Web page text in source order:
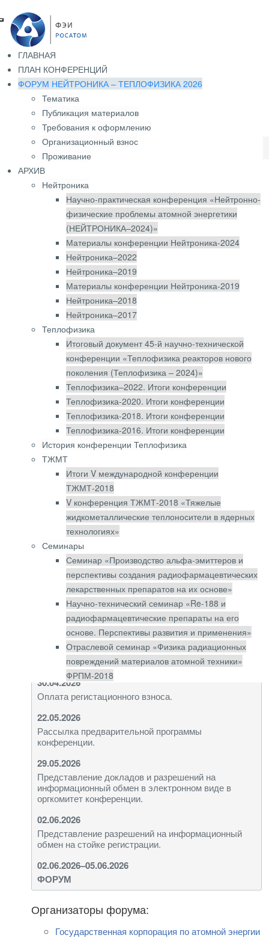
ГЛАВНАЯ
ПЛАН КОНФЕРЕНЦИЙ
ФОРУМ НЕЙТРОНИКА – ТЕПЛОФИЗИКА 2026
Тематика
Публикация материалов
Требования к оформлению
Организационный взнос
Проживание
АРХИВ
Нейтроника
Научно-практическая конференция «Нейтронно-
физические проблемы атомной энергетики
(НЕЙТРОНИКА–2024)»
Материалы конференции Нейтроника-2024
Нейтроника–2022
Нейтроника–2019
Материалы конференции Нейтроника-2019
Нейтроника–2018
Нейтроника–2017
Теплофизика
Итоговый документ 45-й научно-технической
конференции «Теплофизика реакторов нового
поколения (Теплофизика – 2024)»
Теплофизика–2022. Итоги конференции
Теплофизика-2020. Итоги конференции
Теплофизика-2018. Итоги конференции
Теплофизика-2016. Итоги конференции
История конференции Теплофизика
ТЖМТ
Итоги V международной конференции
ТЖМТ-2018
V конференция ТЖМТ-2018 «Тяжелые
жидкометаллические теплоносители в ядерных
технологиях»
Семинары
Семинар «Производство альфа-эмиттеров и
перспективы создания радиофармацевтических
лекарственных препаратов на их основе»
Научно-технический семинар «Re-188 и
радиофармацевтические препараты на его
основе. Перспективы развития и применения»
Отраслевой семинар «Физика радиационных
повреждений материалов атомной техники»
ФРПМ-2018
О ФЭИ ФОРУМ НЕЙТРОНИКА – ТЕПЛОФИЗИКА 2026
Научно-технический форум
«Нейтронно-физические
проблемы атомной энергетики и
теплофизика реакторов нового
поколения (Нейтроника –
Теплофизика 2026)»
Сборник тезисов
Уважаемые коллеги!
Организационный и программный комитеты
Научно-технического форума
«Нейтронно-физические проблемы
атомной энергетики и теплофизика
реакторов нового поколения (Нейтроника
– Теплофизика 2026)»приветствуют Вас и
приглашают принять участие в его работе.
Форум приурочен к 80-летию
Государственного научного центра
Российской Федерации – Физико-
энергетического института имени
А.И. Лейпунского».
Основные даты
28.02.2026
Окончание регистрации участников конференции.
30.03.2026
Представление тезисов докладов и разрешений на
информационный обмен в электронном виде в
оргкомитет конференции.
30.04.2026
Оплата регистационного взноса.
22.05.2026
Рассылка предварительной программы
конференции.
29.05.2026
Представление докладов и разрешений на
информационный обмен в электронном виде в
оргкомитет конференции.
02.06.2026
Представление разрешений на информационный
обмен на стойке регистрации.
02.06.2026–05.06.2026
ФОРУМ
Организаторы форума:
Государственная корпорация по атомной энергии